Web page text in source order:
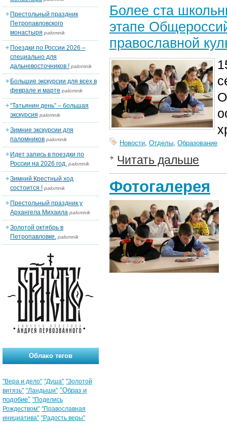
Более ста
этапе
православной
Новости, Отделы, Образование
Читать дальше
Фотогалерея
Престольный праздник
Петропавловского
монастыря palomnik
Поездки по России 2026 –
специально для
дальневосточников ! palomnik
Большие экскурсии для всех в
феврале и марте palomnik
“Татьянин день” – большая
экскурсия palomnik
Зимние экскурсии для
паломников palomnik
Идет запись в поездки по
России на 2026 год. palomnik
Зимний Крестный ход
состоится ! palomnik
Престольный праздник у
Архангела Михаила palomnik
Золотой октябрь в
Петропавловке. palomnik
Облако тегов
"Вера и дело" "Душа" "Золотой
витязь" "Ландыши" "Образ и
подобие" "Поделись
Рождеством" "Православная
инициатива" "Радость веры"